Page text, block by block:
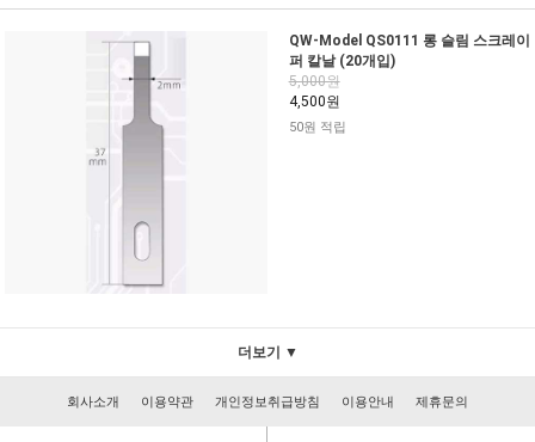
QW-Model QS0111 롱 슬림 스크레이
퍼 칼날 (20개입)
5,000원
4,500원
50원 적립
더보기 ▼
회사소개 이용약관 개인정보취급방침 이용안내 제휴문의